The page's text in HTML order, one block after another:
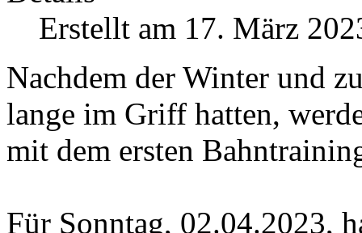
Erstellt am 17. März
Nachdem der Winter und
lange im Griff hatten,
mit dem ersten
Für Sonntag, 02.04.2023,